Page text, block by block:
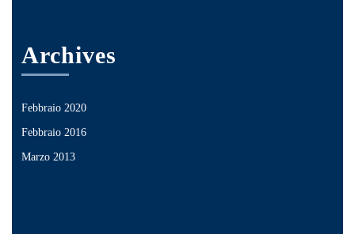
Archives
Febbraio 2020
Febbraio 2016
Marzo 2013